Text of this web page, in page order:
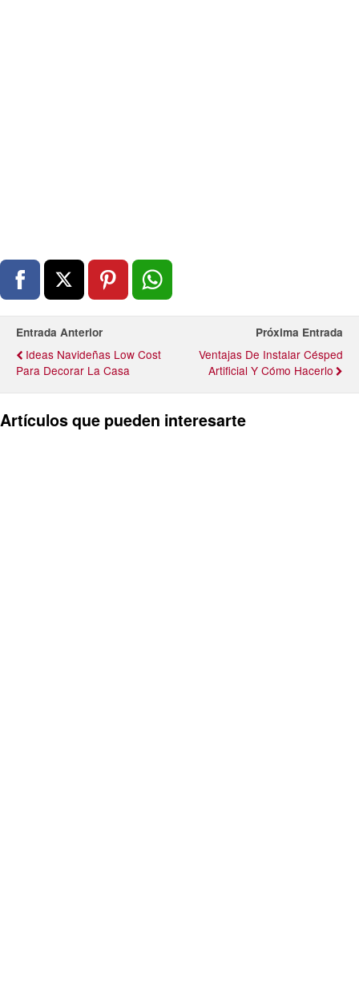
Entrada Anterior
Ideas Navideñas Low Cost
Para Decorar La Casa
Próxima Entrada
Ventajas De Instalar Césped
Artificial Y Cómo Hacerlo
Artículos que pueden interesarte